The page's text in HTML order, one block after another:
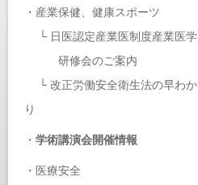
・ 産業保健、健康スポーツ
└ 日医認定産業医制度産業医学
研修会のご案内
└ 改正労働安全衛生法の早わか
り
・ 学術講演会開催情報
・ 医療安全